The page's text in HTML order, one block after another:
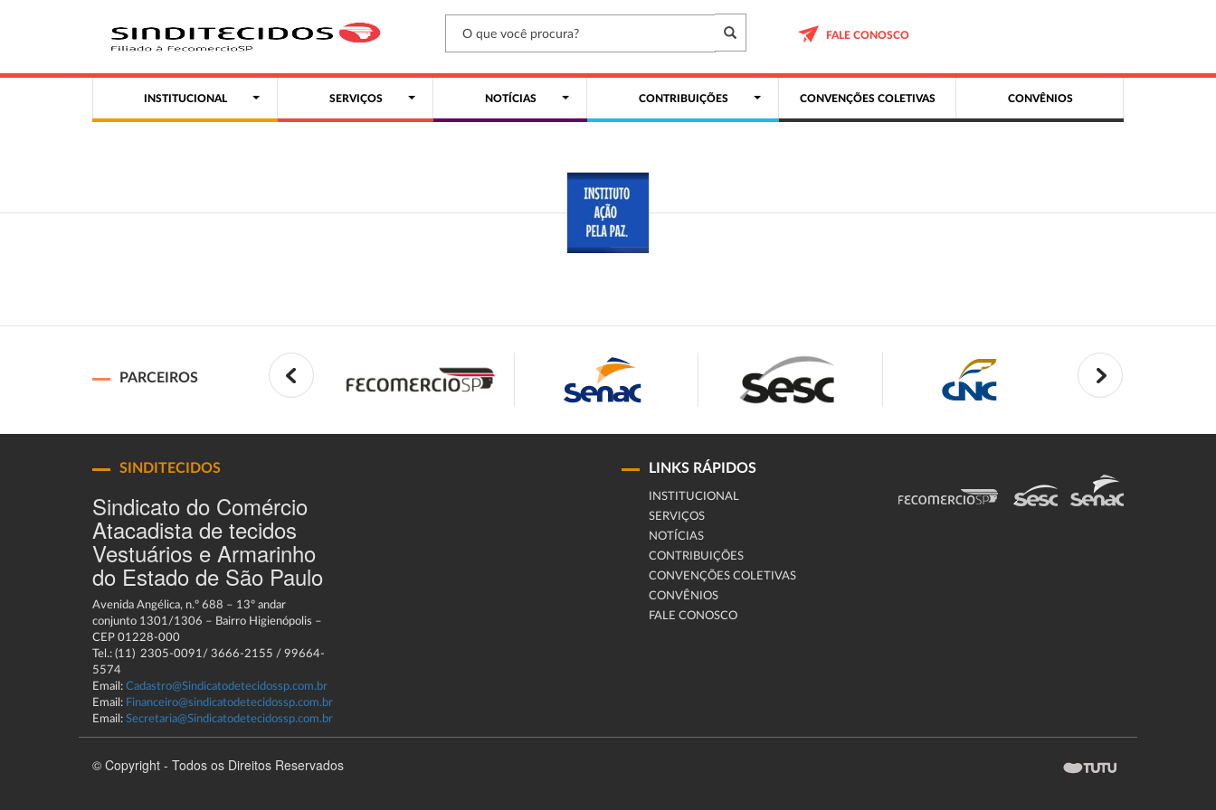
FALE CONOSCO
INSTITUCIONAL SERVIÇOS NOTÍCIAS CONTRIBUIÇÕES CONVENÇÕES COLETIVAS CONVÊNIOS
PARCEIROS
SINDITECIDOS
Sindicato do Comércio
Atacadista de tecidos
Vestuários e Armarinho
do Estado de São Paulo
Avenida Angélica, n.º 688 – 13º andar
conjunto 1301/1306 – Bairro Higienópolis –
CEP 01228-000
Tel.: (11) 2305-0091/ 3666-2155 / 99664-
5574
Email: Cadastro@Sindicatodetecidossp.com.br
Email: Financeiro@sindicatodetecidossp.com.br
Email: Secretaria@Sindicatodetecidossp.com.br
LINKS RÁPIDOS
INSTITUCIONAL
SERVIÇOS
NOTÍCIAS
CONTRIBUIÇÕES
CONVENÇÕES COLETIVAS
CONVÊNIOS
FALE CONOSCO
© Copyright - Todos os Direitos Reservados